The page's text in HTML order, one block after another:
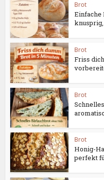
Brot
Einfache
Brot
Friss
Brot
Brot
Honig-
perfekt